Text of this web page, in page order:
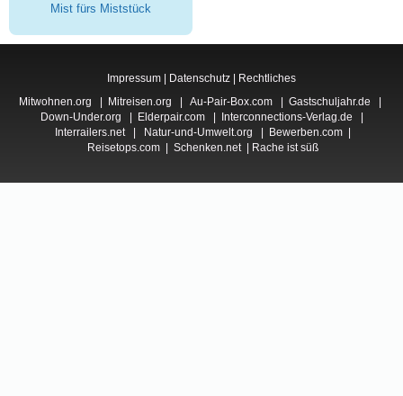
Mist fürs Miststück
Impressum | Datenschutz | Rechtliches
Mitwohnen.org
Mitreisen.org Au-Pair-Box.com Gastschuljahr.de
Down-Under.org
Elderpair.com| Interconnections-Verlag.de
Interrailers.net| Natur-und-Umwelt.org Bewerben.com
Reisetops.com
Schenken.net| Rache ist süß